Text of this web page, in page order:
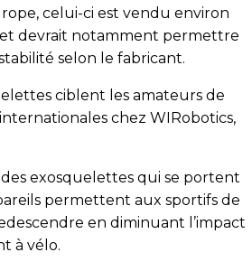
celui-ci est vendu environ
devrait notamment permettre
selon le fabricant.
ciblent les amateurs de
chez WIRobotics,
exosquelettes qui se portent
permettent aux sportifs de
en diminuant l’impact
à vélo.